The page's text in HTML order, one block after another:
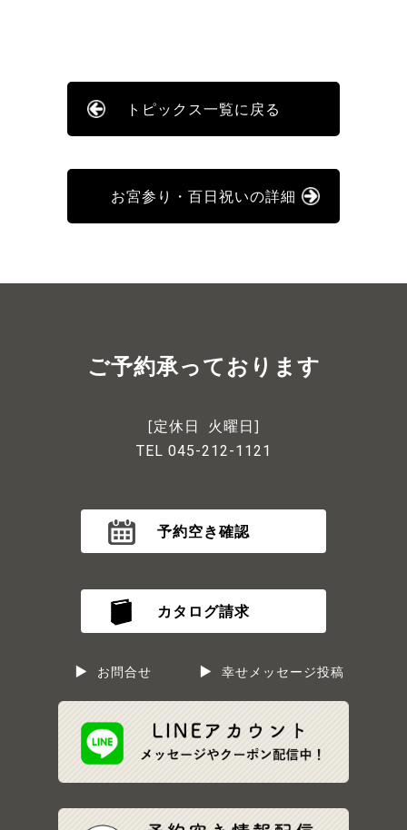
トピックス一覧に戻る
お宮参り・百日祝いの詳細
ご予約承っております
[定休日 火曜日]
TEL 045-212-1121
予約空き確認
カタログ請求
お問合せ 幸せメッセージ投稿